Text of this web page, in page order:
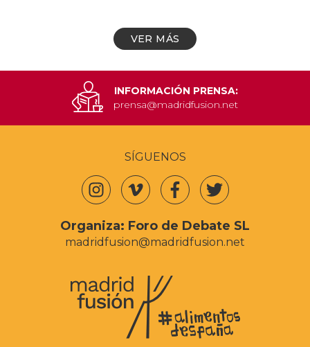
VER MÁS
INFORMACIÓN PRENSA:
prensa@madridfusion.net
SÍGUENOS
Organiza: Foro de Debate SL
madridfusion@madridfusion.net